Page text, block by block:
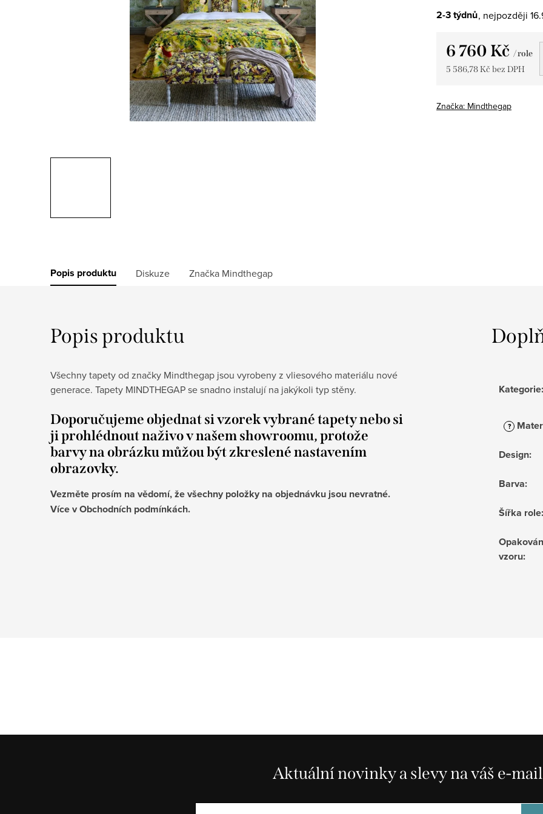
2-3 týdnů
6 760 Kč / role
5 586,78 Kč bez DPH
Značka: Mindthegap
Popis produktu Diskuze Značka Mindthegap
Popis produktu
Všechny tapety od značky Mindthegap jsou vyrobeny z vliesového materiálu nové
generace. Tapety MINDTHEGAP se snadno instalují na jakýkoli typ stěny.
Doporučujeme objednat si vzorek vybrané tapety nebo si
ji prohlédnout naživo v našem showroomu, protože
barvy na obrázku můžou být zkreslené nastavením
obrazovky.
Vezměte prosím na vědomí, že všechny položky na objednávku jsou nevratné.
Více v Obchodních podmínkách.
Kategorie:
?
Design:
Barva:
Šířka role:
vzoru:
Aktuální novinky a slevy na váš e-mail